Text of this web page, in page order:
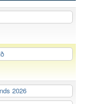
2026